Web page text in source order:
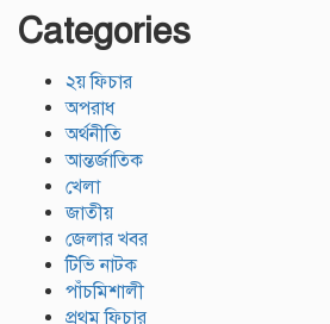
Categories
২য় ফিচার
অপরাধ
অর্থনীতি
আন্তর্জাতিক
খেলা
জাতীয়
জেলার খবর
টিভি নাটক
পাঁচমিশালী
প্রথম ফিচার